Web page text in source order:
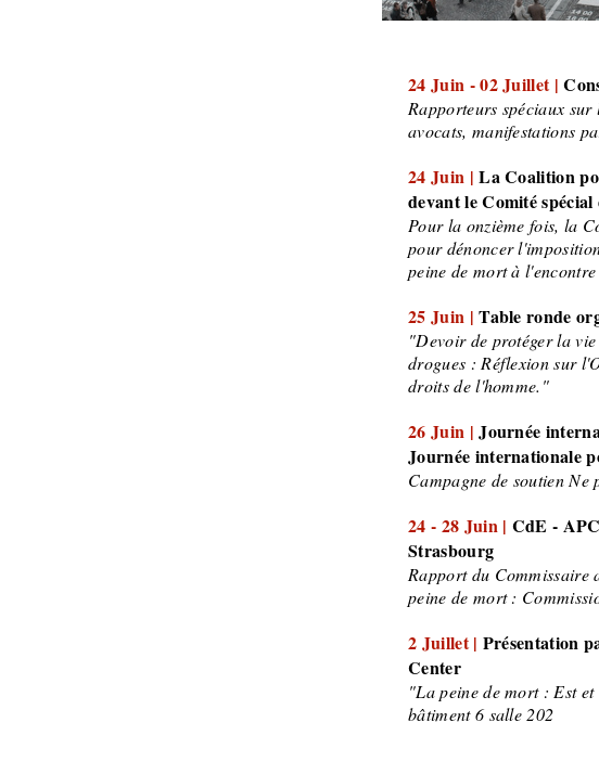
24 Juin - 02 Juillet |
Rapporteurs spéciaux sur
avocats, manifestations
24 Juin |La Coalition
devant le Comité
Pour la onzième fois, la
pour dénoncer
peine de mort à
25 Juin |Table ronde
"Devoir de protéger la
drogues : Réflexion sur
droits de l'homme."
26 Juin |Journée
Journée internationale
Campagne de soutien
24 - 28 Juin | CdE -
Strasbourg
Rapport du
peine de mort :
2 Juillet | Présentation
Center
"La peine de mort : Est
bâtiment 6 salle 202